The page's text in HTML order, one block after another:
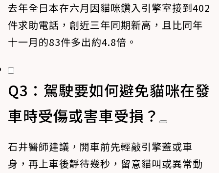
去年全日本在六月因貓咪鑽入引擎室接到402
件求助電話，創近三年同期新高，且比同年
十一月的83件多出約4.8倍。
Q3：駕駛要如何避免貓咪在發
車時受傷或害車受損？
石井醫師建議，開車前先輕敲引擎蓋或車
身，再上車後靜待幾秒，留意貓叫或異常動